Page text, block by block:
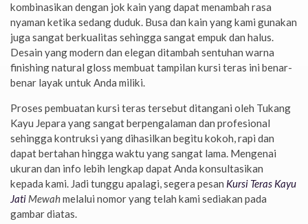
kombinasikan dengan jok kain yang dapat menambah rasa
nyaman ketika sedang duduk. Busa dan kain yang kami gunakan
juga sangat berkualitas sehingga sangat empuk dan halus.
Desain yang modern dan elegan ditambah sentuhan warna
finishing natural gloss membuat tampilan kursi teras ini benar-
benar layak untuk Anda miliki.
Proses pembuatan kursi teras tersebut ditangani oleh Tukang
Kayu Jepara yang sangat berpengalaman dan profesional
sehingga kontruksi yang dihasilkan begitu kokoh, rapi dan
dapat bertahan hingga waktu yang sangat lama. Mengenai
ukuran dan info lebih lengkap dapat Anda konsultasikan
kepada kami. Jadi tunggu apalagi, segera pesan Kursi Teras Kayu
Jati Mewahmelalui nomor yang telah kami sediakan pada
gambar diatas.